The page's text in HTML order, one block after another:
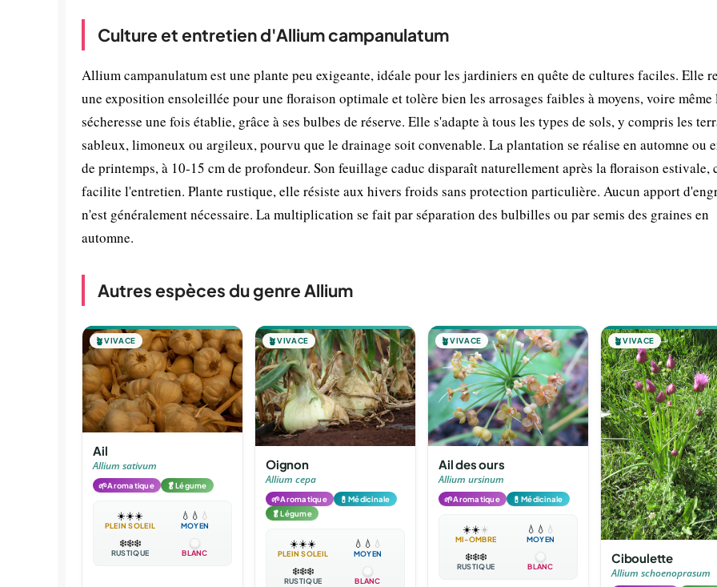
Culture et entretien d'Allium campanulatum
Allium campanulatum est une plante peu exigeante, idéale pour les jardiniers en quête de cultures faciles. Elle
une exposition ensoleillée pour une floraison optimale et tolère bien les arrosages faibles à moyens, voire même
sécheresse une fois établie, grâce à ses bulbes de réserve. Elle s'adapte à tous les types de sols, y compris les
sableux, limoneux ou argileux, pourvu que le drainage soit convenable. La plantation se réalise en automne ou
de printemps, à 10-15 cm de profondeur. Son feuillage caduc disparaît naturellement après la floraison estivale,
facilite l'entretien. Plante rustique, elle résiste aux hivers froids sans protection particulière. Aucun apport
n'est généralement nécessaire. La multiplication se fait par séparation des bulbilles ou par semis des graines en
automne.
Autres espèces du genre Allium
🪴VIVACE
Ail
Allium sativum
🌱Aromatique 🥬Légume
☀️☀️☀️
PLEIN SOLEIL
💧 💧 💧
MOYEN
❄️❄️❄️
RUSTIQUE BLANC
🪴VIVACE
Oignon
Allium cepa
🌱Aromatique 💊 Médicinale
🥬Légume
☀️☀️☀️
PLEIN SOLEIL
💧 💧 💧
MOYEN
❄️❄️❄️
RUSTIQUE BLANC
🪴VIVACE
Ail des ours
Allium ursinum
🌱Aromatique 💊 Médicinale
☀️☀️☀️
MI-OMBRE
💧 💧 💧
MOYEN
❄️❄️❄️
RUSTIQUE BLANC
🪴VIVACE
Ciboulette
Allium schoenoprasum